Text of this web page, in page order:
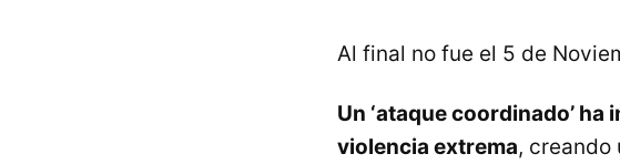
Al final no fue el 5 de
Un ‘ataque coordinado’
violencia extrema, creando